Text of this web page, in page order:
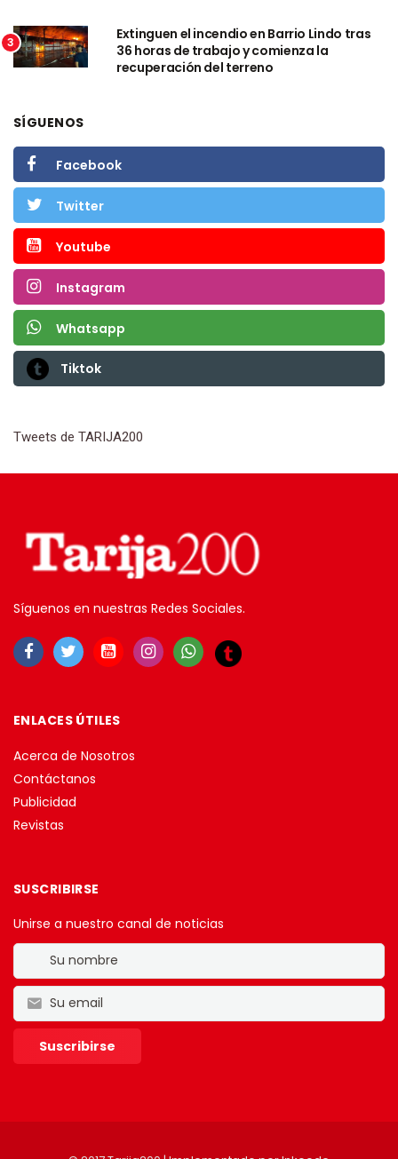
3
Extinguen el incendio en Barrio Lindo tras
36 horas de trabajo y comienza la
recuperación del terreno
SÍGUENOS
Facebook
Twitter
Youtube
Instagram
Whatsapp
Tiktok
Tweets de TARIJA200
Síguenos en nuestras Redes Sociales.
ENLACES ÚTILES
Acerca de Nosotros
Contáctanos
Publicidad
Revistas
SUSCRIBIRSE
Unirse a nuestro canal de noticias